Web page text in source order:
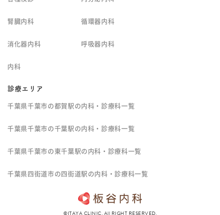
腎臓内科 循環器内科
消化器内科 呼吸器内科
内科
診療エリア
千葉県千葉市の都賀駅の内科・診療科一覧
千葉県千葉市の千葉駅の内科・診療科一覧
千葉県千葉市の東千葉駅の内科・診療科一覧
千葉県四街道市の四街道駅の内科・診療科一覧
©ITAYA CLINIC. All RIGHT RESERVED.